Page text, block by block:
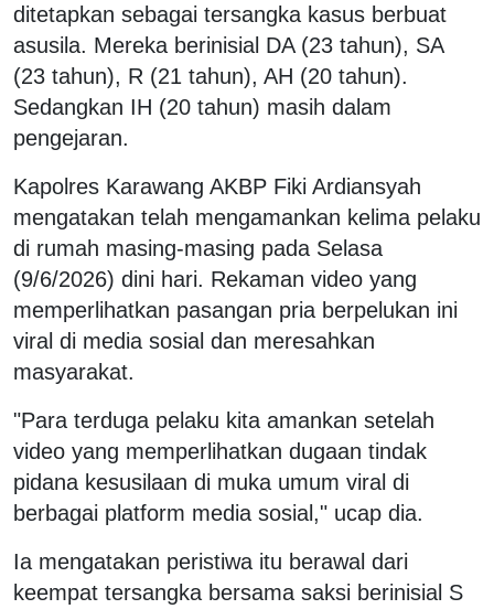
ditetapkan sebagai tersangka kasus berbuat
asusila. Mereka berinisial DA (23 tahun), SA
(23 tahun), R (21 tahun), AH (20 tahun).
Sedangkan IH (20 tahun) masih dalam
pengejaran.
Kapolres Karawang AKBP Fiki Ardiansyah
mengatakan telah mengamankan kelima pelaku
di rumah masing-masing pada Selasa
(9/6/2026) dini hari. Rekaman video yang
memperlihatkan pasangan pria berpelukan ini
viral di media sosial dan meresahkan
masyarakat.
"Para terduga pelaku kita amankan setelah
video yang memperlihatkan dugaan tindak
pidana kesusilaan di muka umum viral di
berbagai platform media sosial," ucap dia.
Ia mengatakan peristiwa itu berawal dari
keempat tersangka bersama saksi berinisial S